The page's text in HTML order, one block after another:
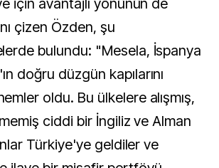
için avantajlı yönünün de
çizen Özden, şu
bulundu: "Mesela, İspanya
doğru düzgün kapılarını
oldu. Bu ülkelere alışmış,
ciddi bir İngiliz ve Alman
Türkiye'ye geldiler ve